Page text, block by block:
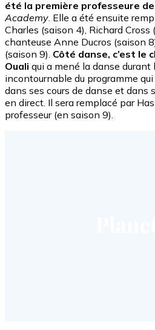
été la première professeure
Academy . Elle a été ensuite
Charles (saison 4), Richard Cross
chanteuse Anne Ducros (saison
(saison 9). Côté danse, c’est le
Ouali qui a mené la danse
incontournable du programme
dans ses cours de danse et dans
en direct. Il sera remplacé par
professeur (en saison 9).